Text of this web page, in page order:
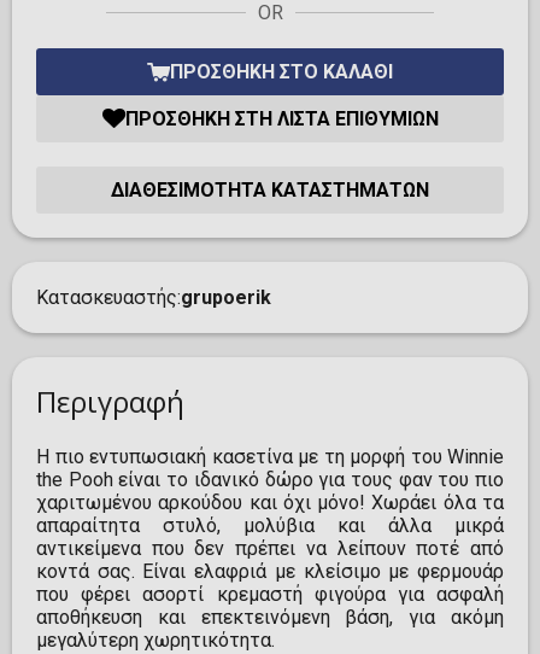
OR
ΠΡΟΣΘΉΚΗ ΣΤΟ ΚΑΛΆΘΙ
ΠΡΟΣΘΉΚΗ ΣΤΗ ΛΊΣΤΑ ΕΠΙΘΥΜΙΏΝ
ΔΙΑΘΕΣΙΜΌΤΗΤΑ ΚΑΤΑΣΤΗΜΆΤΩΝ
Κατασκευαστής grupoerik
Περιγραφή
Η πιο εντυπωσιακή κασετίνα με τη μορφή του Winnie
the Pooh είναι το ιδανικό δώρο για τους φαν του πιο
χαριτωμένου αρκούδου και όχι μόνο! Χωράει όλα τα
απαραίτητα στυλό, μολύβια και άλλα μικρά
αντικείμενα που δεν πρέπει να λείπουν ποτέ από
κοντά σας. Είναι ελαφριά με κλείσιμο με φερμουάρ
που φέρει ασορτί κρεμαστή φιγούρα για ασφαλή
αποθήκευση και επεκτεινόμενη βάση, για ακόμη
μεγαλύτερη χωρητικότητα.